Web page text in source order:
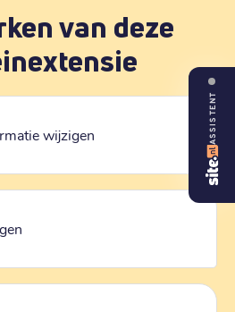
van deze
wijzigen ASSISTENT